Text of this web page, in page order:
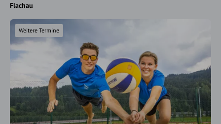
Flachau
Weitere Termine